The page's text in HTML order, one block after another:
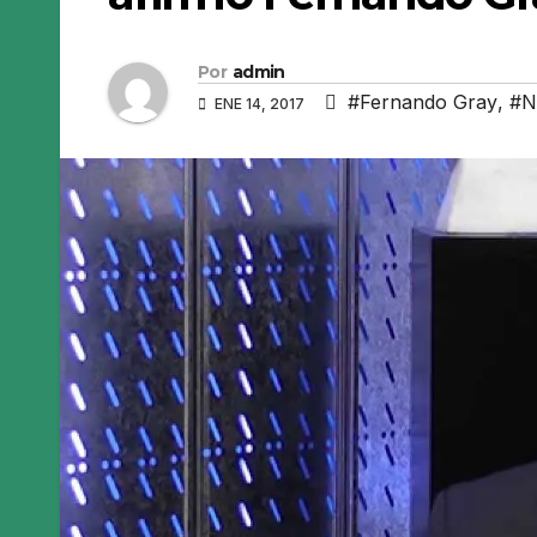
Por admin
ENE 14, 2017 #Fernando Gray,